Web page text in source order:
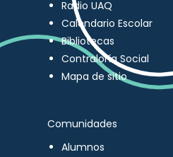
Radio UAQ
Calendario Escolar
Bibliotecas
Contraloría Social
Mapa de sitio
Comunidades
Alumnos